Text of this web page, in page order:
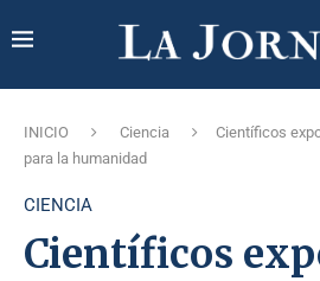
INICIO Ciencia
Científicos
para la humanidad
CIENCIA
Científicos